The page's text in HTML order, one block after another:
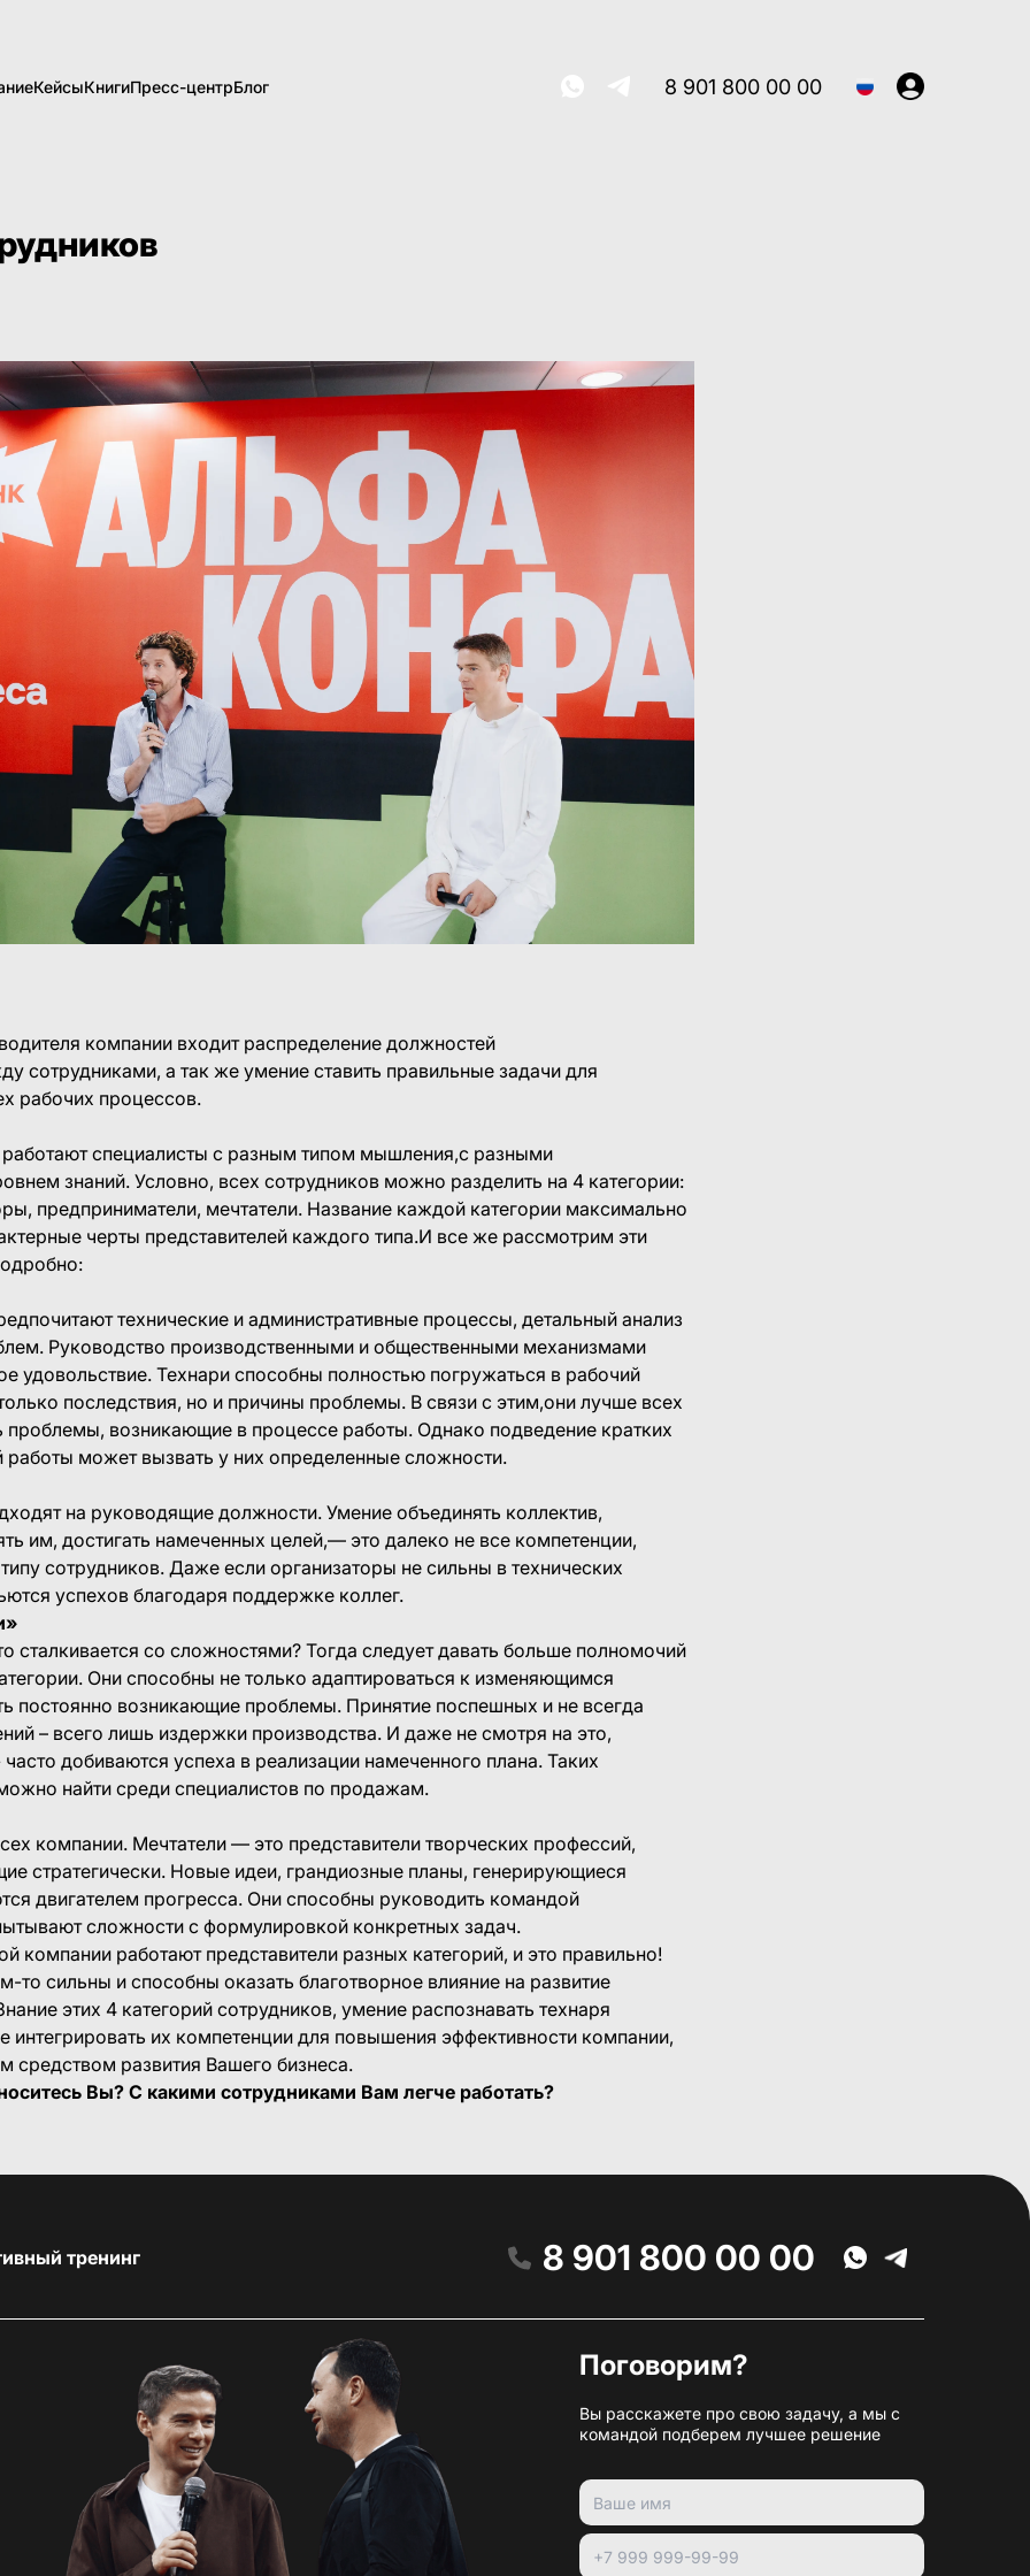
КейсыКнигиПресс-центрБлог 8 901 800 00 00
компании входит распределение должностей
сотрудниками, а так же умение ставить правильные задачи для
рабочих процессов.
специалисты с разным типом мышления,с разными
знаний. Условно, всех сотрудников можно разделить на 4 категории:
предприниматели, мечтатели. Название каждой категории максимально
черты представителей каждого типа.И все же рассмотрим эти
технические и административные процессы, детальный анализ
Руководство производственными и общественными механизмами
удовольствие. Технари способны полностью погружаться в рабочий
последствия, но и причины проблемы. В связи с этим,они лучше всех
проблемы, возникающие в процессе работы. Однако подведение кратких
работы может вызвать у них определенные сложности.
на руководящие должности. Умение объединять коллектив,
им, достигать намеченных целей,— это далеко не все компетенции,
сотрудников. Даже если организаторы не сильны в технических
успехов благодаря поддержке коллег.
сталкивается со сложностями? Тогда следует давать больше полномочий
Они способны не только адаптироваться к изменяющимся
постоянно возникающие проблемы. Принятие поспешных и не всегда
– всего лишь издержки производства. И даже не смотря на это,
добиваются успеха в реализации намеченного плана. Таких
найти среди специалистов по продажам.
компании. Мечтатели — это представители творческих профессий,
стратегически. Новые идеи, грандиозные планы, генерирующиеся
двигателем прогресса. Они способны руководить командой
сложности с формулировкой конкретных задач.
компании работают представители разных категорий, и это правильно!
то сильны и способны оказать благотворное влияние на развитие
этих 4 категорий сотрудников, умение распознавать технаря
интегрировать их компетенции для повышения эффективности компании,
средством развития Вашего бизнеса.
Вы? С какими сотрудниками Вам легче работать?
тренинг 8 901 800 00 00
Поговорим?
Вы расскажете про свою задачу, а мы с
командой подберем лучшее решение